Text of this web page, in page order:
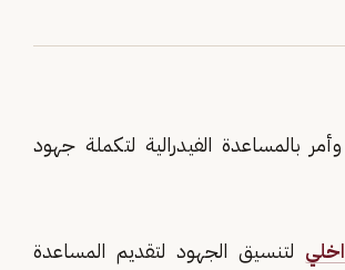
بالمساعدة الفيدرالية لتكملة جهود
لتنسيق الجهود لتقديم المساعدة